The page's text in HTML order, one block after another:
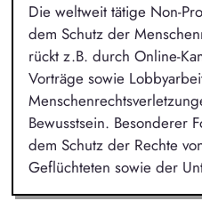
Die weltweit tätige Non-
dem Schutz der
rückt z.B. durch Online-
Vorträge sowie
Bewusstsein. Besonderer
dem Schutz der Rechte
Geflüchteten sowie der